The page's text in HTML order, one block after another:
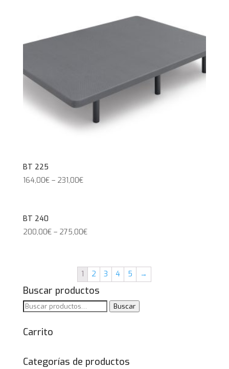
BT 225
164,00€– 231,00€
BT 240
200,00€– 275,00€
1 2 3 4 5 →
Buscar productos
Buscar
Buscar
Carrito
Categorías de productos